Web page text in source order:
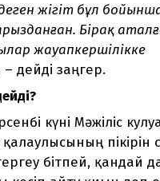
жігіт бұл
Бірақ
жауапкершілікке
– дейді заңгер.
күні Мәжіліс
пікірін
бітпей, қандай